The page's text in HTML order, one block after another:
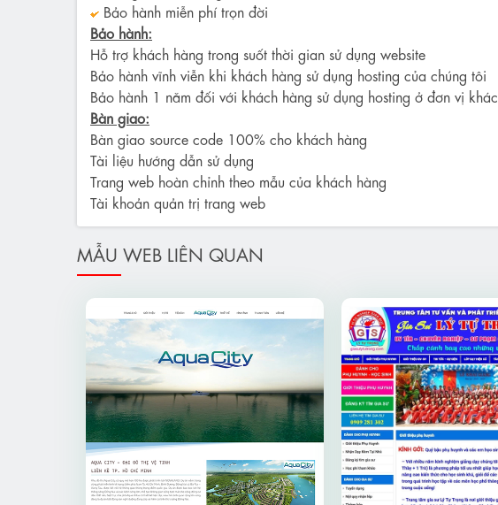
Bảo hành miễn phí trọn đời
Bảo hành:
Hỗ trợ khách hàng trong suốt thời gian sử dụng website
Bảo hành vĩnh viễn khi khách hàng sử dụng hosting của chúng tôi
Bảo hành 1 năm đối với khách hàng sử dụng hosting ở đơn vị khác
Bàn giao:
Bàn giao source code 100% cho khách hàng
Tài liệu hướng dẫn sử dụng
Trang web hoàn chỉnh theo mẫu của khách hàng
Tài khoản quản trị trang web
MẪU WEB LIÊN QUAN